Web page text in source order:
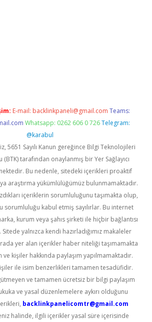
E-mail: backlinkpaneli@gmail.com Teams:
Whatsapp: 0262 606 0 726 Telegram:
@karabul
5651 Sayılı Kanun gereğince Bilgi Teknolojileri
tarafından onaylanmış bir Yer Sağlayıcı
Bu nedenle, sitedeki içerikleri proaktif
araştırma yükümlülüğümüz bulunmamaktadır.
içeriklerin sorumluluğunu taşımakta olup,
sorumluluğu kabul etmiş sayılırlar. Bu internet
kurum veya şahıs şirketi ile hiçbir bağlantısı
yalnızca kendi hazırladığımız makaleler
yer alan içerikler haber niteliği taşımamakta
kişiler hakkında paylaşım yapılmamaktadır.
ile isim benzerlikleri tamamen tesadüfidir.
ve tamamen ücretsiz bir bilgi paylaşım
ve yasal düzenlemelere aykırı olduğunu
backlinkpanelicomtr@gmail.com
halinde, ilgili içerikler yasal süre içerisinde